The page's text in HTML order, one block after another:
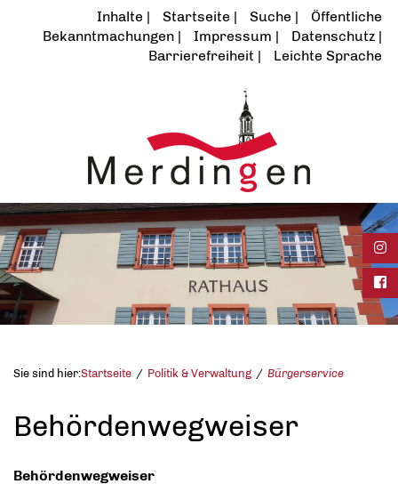
Inhalte Startseite Suche
Öffentliche
Bekanntmachungen
Impressum
Datenschutz
Barrierefreiheit
Leichte Sprache
Sie sind hier:Startseite Politik & Verwaltung Bürgerservice
Behördenwegweiser
Behördenwegweiser